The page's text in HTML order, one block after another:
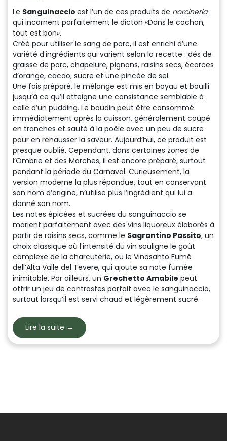
Le Sanguinaccio est l’un de ces produits de norcineria
qui incarnent parfaitement le dicton «Dans le cochon,
tout est bon».
Créé pour utiliser le sang de porc, il est enrichi d’une
variété d’ingrédients qui varient selon la recette : dés de
graisse de porc, chapelure, pignons, raisins secs, écorces
d’orange, cacao, sucre et une pincée de sel.
Une fois préparé, le mélange est mis en boyau et bouilli
jusqu’à ce qu’il atteigne une consistance semblable à
celle d’un pudding. Le boudin peut être consommé
immédiatement après la cuisson, généralement coupé
en tranches et sauté à la poêle avec un peu de sucre
pour en rehausser la saveur. Aujourd’hui, ce produit est
presque oublié. Cependant, dans certaines zones de
l’Ombrie et des Marches, il est encore préparé, surtout
pendant la période du Carnaval. Curieusement, la
version moderne la plus répandue, tout en conservant
son nom d’origine, n’utilise plus l’ingrédient qui lui a
donné son nom.
Les notes épicées et sucrées du sanguinaccio se
marient parfaitement avec des vins liquoreux élaborés à
partir de raisins secs, comme le Sagrantino Passito, un
choix classique où l’intensité du vin souligne le goût
complexe de la charcuterie, ou le Vinosanto Fumé
dell’Alta Valle del Tevere, qui ajoute sa note fumée
inimitable. Par ailleurs, un Grechetto Amabile peut
offrir un jeu de contrastes parfait avec le sanguinaccio,
surtout lorsqu’il est servi chaud et légèrement sucré.
Lire la suite →